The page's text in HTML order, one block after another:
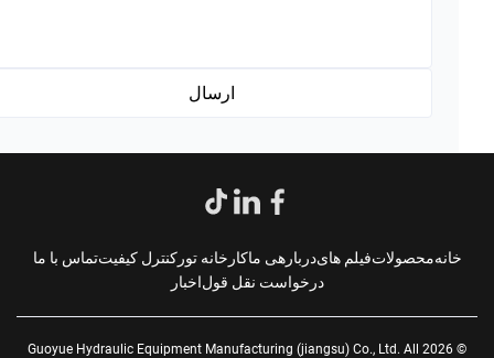
محصولاتفیلم هایدربارهی ماکارخانه تورکنترل کیفیتتماس با ما
درخواست نقل قول اخبار
© 2026 Guoyue Hydraulic Equipment Manufacturing (jiangsu) Co., Ltd. All